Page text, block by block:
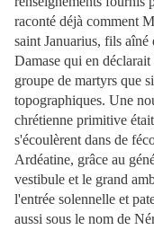
raconté déjà comment
saint Januarius, fils
Damase qui en
groupe de martyrs que
topographiques. Une
chrétienne primitive
s'écoulèrent dans de
Ardéatine, grâce au
vestibule et le grand
l'entrée solennelle et
aussi sous le nom de